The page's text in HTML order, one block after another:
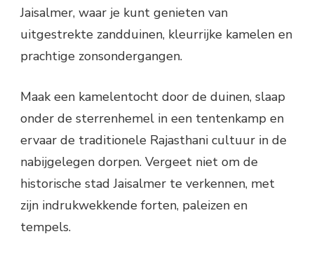
Jaisalmer, waar je kunt genieten van
uitgestrekte zandduinen, kleurrijke kamelen en
prachtige zonsondergangen.
Maak een kamelentocht door de duinen, slaap
onder de sterrenhemel in een tentenkamp en
ervaar de traditionele Rajasthani cultuur in de
nabijgelegen dorpen. Vergeet niet om de
historische stad Jaisalmer te verkennen, met
zijn indrukwekkende forten, paleizen en
tempels.